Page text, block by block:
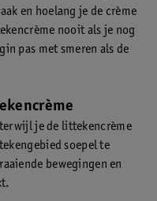
en hoelang je de crème
nooit als je nog
pas met smeren als de
je de littekencrème
soepel te
bewegingen en